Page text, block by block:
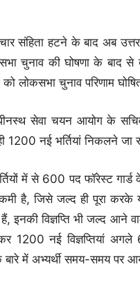
संहिता हटने के बाद अब
चुनाव की घोषणा के बाद
लोकसभा चुनाव परिणाम
सेवा चयन आयोग के
1200 नई भर्तियां निकलने जा
में से 600 पद फॉरेस्ट
है, जिसे जल्द ही पूरा करके
विज्ञप्ति भी जल्द आने
1200 नई विज्ञप्तियां अगले
बारे में अभ्यर्थी समय-समय पर